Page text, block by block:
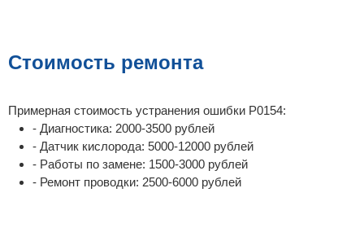
Стоимость ремонта
Примерная стоимость устранения ошибки P0154:
- Диагностика: 2000-3500 рублей
- Датчик кислорода: 5000-12000 рублей
- Работы по замене: 1500-3000 рублей
- Ремонт проводки: 2500-6000 рублей